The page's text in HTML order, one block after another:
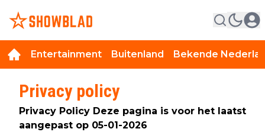
Entertainment Buitenland Bekende
Privacy policy
Privacy Policy Deze pagina is voor het laatst
aangepast op 05-01-2026